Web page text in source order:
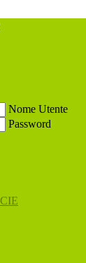
Nome Utente
Password